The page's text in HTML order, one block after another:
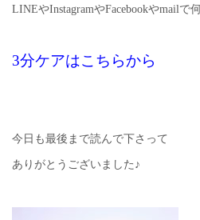
LINEやInstagramやFacebookやmail
3分ケアはこちらから
今日も最後まで読んで下さって
ありがとうございました♪